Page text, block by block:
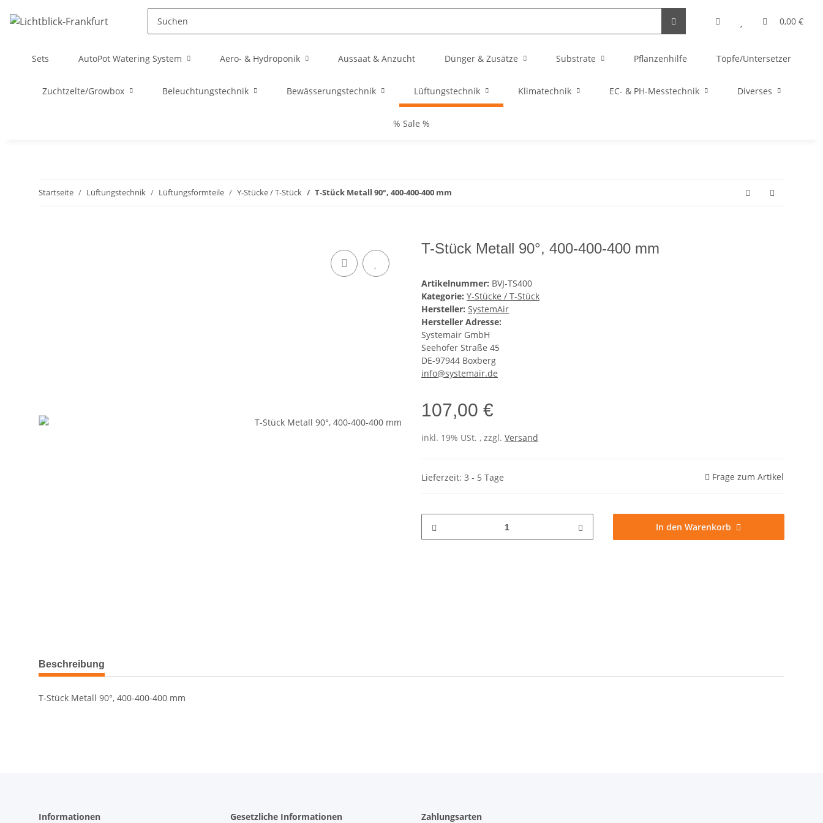
0,00 €
Sets AutoPot Watering System Aero- & Hydroponik Aussaat & Anzucht Dünger & Zusätze Substrate Pflanzenhilfe Töpfe/Untersetzer
Zuchtzelte/Growbox Beleuchtungstechnik Bewässerungstechnik Lüftungstechnik Klimatechnik EC- & PH-Messtechnik Diverses
% Sale %
Startseite Lüftungstechnik Lüftungsformteile Y-Stücke / T-Stück T-Stück Metall 90°, 400-400-400 mm
T-Stück Metall 90°, 400-400-400 mm
Artikelnummer: BVJ-TS400
Kategorie: Y-Stücke / T-Stück
Hersteller: SystemAir
Hersteller Adresse:
Systemair GmbH
Seehöfer Straße 45
DE-97944 Boxberg
info@systemair.de
107,00 €
inkl. 19% USt. , zzgl. Versand
Lieferzeit: 3 - 5 Tage Frage zum Artikel
In den Warenkorb
Beschreibung
T-Stück Metall 90°, 400-400-400 mm
Informationen Gesetzliche Informationen Zahlungsarten